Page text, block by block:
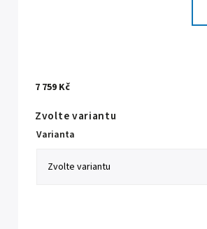
7 759 Kč
Zvolte variantu
Varianta